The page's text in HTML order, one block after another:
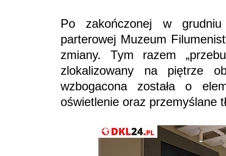
Po zakończonej w
parterowej Muzeum
zmiany. Tym razem
zlokalizowany na piętrze
wzbogacona została o
oświetlenie oraz przemyślane